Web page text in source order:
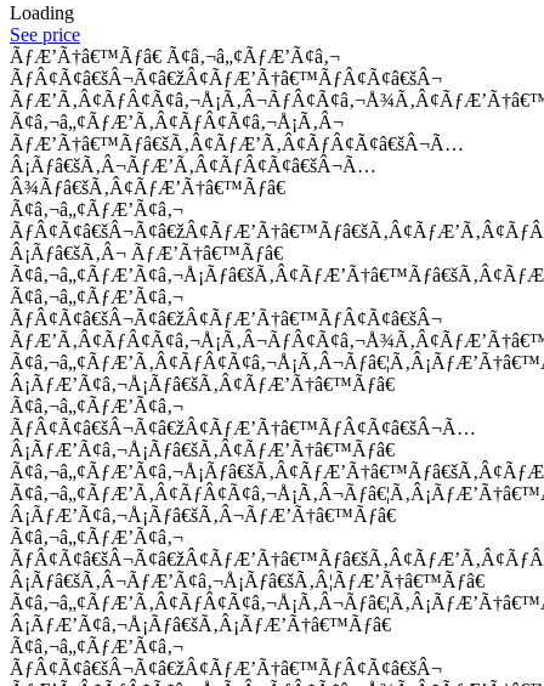
Loading
See price
ÃƒÆ’Ã†â€™Ãƒâ€ Ã¢â‚¬â„¢ÃƒÆ’Ã¢â‚¬
ÃƒÂ¢Ã¢â€šÂ¬Ã¢â€žÂ¢ÃƒÆ’Ã†â€™ÃƒÂ¢Ã¢â€šÂ¬
Ã¢â‚¬â„¢ÃƒÆ’Ã‚Â¢ÃƒÂ¢Ã¢â‚¬Å¡Ã‚Â¬
ÃƒÆ’Ã†â€™Ãƒâ€šÃ‚Â¢ÃƒÆ’Ã‚Â¢ÃƒÂ¢Ã¢â€šÂ¬Ã…
Â¡Ãƒâ€šÃ‚Â¬ÃƒÆ’Ã‚Â¢ÃƒÂ¢Ã¢â€šÂ¬Ã…
Â¾Ãƒâ€šÃ‚Â¢ÃƒÆ’Ã†â€™Ãƒâ€
Ã¢â‚¬â„¢ÃƒÆ’Ã¢â‚¬
Â¡Ãƒâ€šÃ‚Â¬ ÃƒÆ’Ã†â€™Ãƒâ€
Ã¢â‚¬â„¢ÃƒÆ’Ã¢â‚¬
ÃƒÂ¢Ã¢â€šÂ¬Ã¢â€žÂ¢ÃƒÆ’Ã†â€™ÃƒÂ¢Ã¢â€šÂ¬
Â¡ÃƒÆ’Ã¢â‚¬Å¡Ãƒâ€šÃ‚Â¢ÃƒÆ’Ã†â€™Ãƒâ€
Ã¢â‚¬â„¢ÃƒÆ’Ã¢â‚¬
ÃƒÂ¢Ã¢â€šÂ¬Ã¢â€žÂ¢ÃƒÆ’Ã†â€™ÃƒÂ¢Ã¢â€šÂ¬Ã…
Â¡ÃƒÆ’Ã¢â‚¬Å¡Ãƒâ€šÃ‚Â¢ÃƒÆ’Ã†â€™Ãƒâ€
Â¡ÃƒÆ’Ã¢â‚¬Å¡Ãƒâ€šÃ‚Â¬ÃƒÆ’Ã†â€™Ãƒâ€
Ã¢â‚¬â„¢ÃƒÆ’Ã¢â‚¬
Â¡Ãƒâ€šÃ‚Â¬ÃƒÆ’Ã¢â‚¬Å¡Ãƒâ€šÃ‚Â¦ÃƒÆ’Ã†â€™Ãƒâ€
Â¡ÃƒÆ’Ã¢â‚¬Å¡Ãƒâ€šÃ‚Â¡ÃƒÆ’Ã†â€™Ãƒâ€
Ã¢â‚¬â„¢ÃƒÆ’Ã¢â‚¬
ÃƒÂ¢Ã¢â€šÂ¬Ã¢â€žÂ¢ÃƒÆ’Ã†â€™ÃƒÂ¢Ã¢â€šÂ¬